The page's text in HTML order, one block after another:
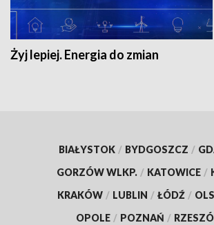
Żyj lepiej. Energia do zmian
BIAŁYSTOK / BYDGOSZCZ /
GORZÓW WLKP. / KATOWICE /
KRAKÓW / LUBLIN / ŁÓDŹ /
OPOLE / POZNAŃ /